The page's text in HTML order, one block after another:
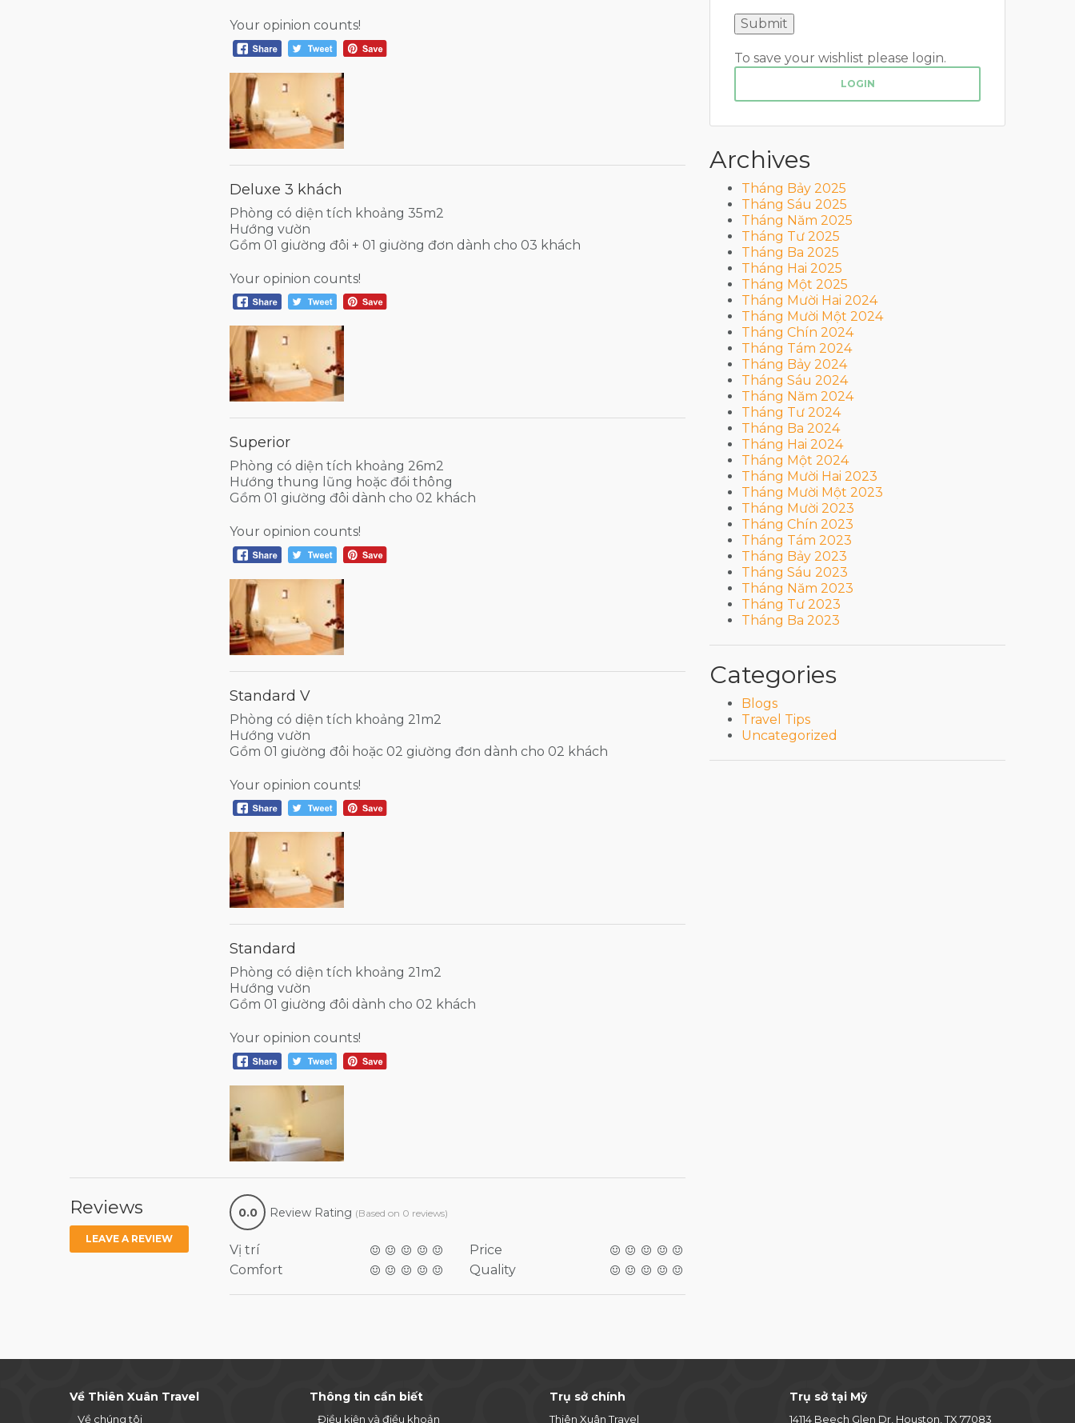
Your opinion counts!
Deluxe 3 khách
Phòng có diện tích khoảng 35m2
Hướng vườn
Gồm 01 giường đôi + 01 giường đơn dành cho 03 khách
Your opinion counts!
Superior
Phòng có diện tích khoảng 26m2
Hướng thung lũng hoặc đồi thông
Gồm 01 giường đôi dành cho 02 khách
Your opinion counts!
Standard V
Phòng có diện tích khoảng 21m2
Hướng vườn
Gồm 01 giường đôi hoặc 02 giường đơn dành cho 02 khách
Your opinion counts!
Standard
Phòng có diện tích khoảng 21m2
Hướng vườn
Gồm 01 giường đôi dành cho 02 khách
Your opinion counts!
Reviews
LEAVE A REVIEW
0.0 Review Rating (Based on 0 reviews)
Vị trí
Comfort
Price
Quality
To save your wishlist please login.
LOGIN
Archives
Tháng Bảy 2025
Tháng Sáu 2025
Tháng Năm 2025
Tháng Tư 2025
Tháng Ba 2025
Tháng Hai 2025
Tháng Một 2025
Tháng Mười Hai 2024
Tháng Mười Một 2024
Tháng Chín 2024
Tháng Tám 2024
Tháng Bảy 2024
Tháng Sáu 2024
Tháng Năm 2024
Tháng Tư 2024
Tháng Ba 2024
Tháng Hai 2024
Tháng Một 2024
Tháng Mười Hai 2023
Tháng Mười Một 2023
Tháng Mười 2023
Tháng Chín 2023
Tháng Tám 2023
Tháng Bảy 2023
Tháng Sáu 2023
Tháng Năm 2023
Tháng Tư 2023
Tháng Ba 2023
Categories
Blogs
Travel Tips
Uncategorized
Về Thiên Xuân Travel
Về chúng tôi
Thông tin cần biết
Điều kiện và điều khoản
Trụ sở chính
Thiên Xuân Travel
Trụ sở tại Mỹ
14114 Beech Glen Dr, Houston, TX 77083